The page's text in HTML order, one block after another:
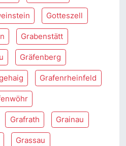
Gotteszell
Grabenstätt
Gräfenberg
Grafenrheinfeld
Grafrath Grainau
Grassau